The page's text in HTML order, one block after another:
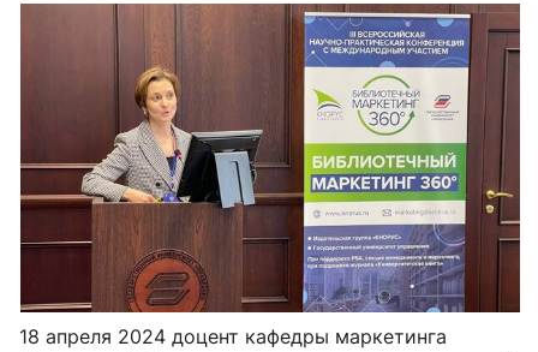
18 апреля 2024 доцент кафедры маркетинга